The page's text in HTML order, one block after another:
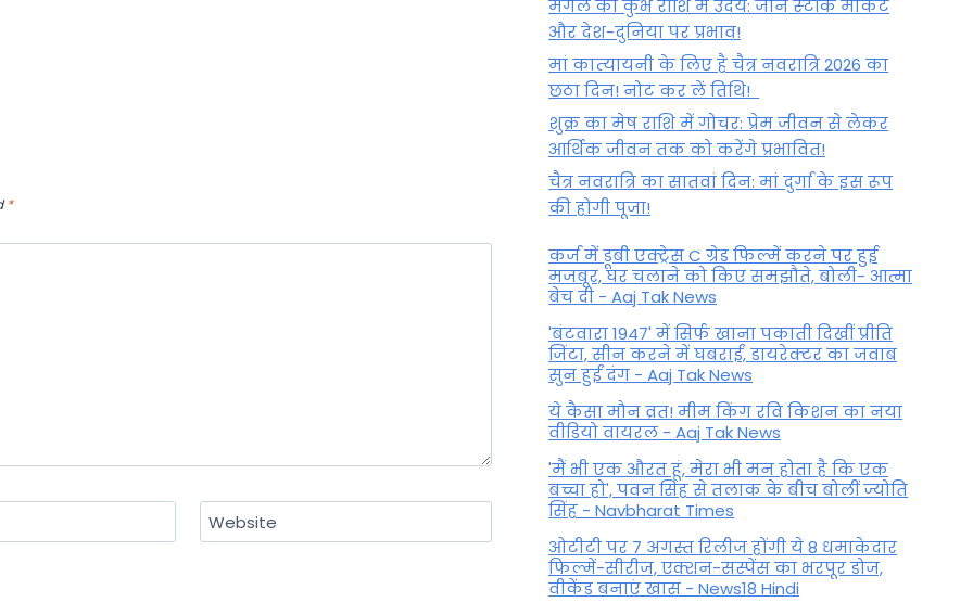
*
Website
मंगल का कुंभ राशि में उदय: जानें स्‍टॉक मार्केट
और देश-दुनिया पर प्रभाव!
मां कात्‍यायनी के लिए है चैत्र नवरात्रि 2026 का
छठा दिन! नोट कर लें तिथि!
शुक्र का मेष राशि में गोचर: प्रेम जीवन से लेकर
आर्थिक जीवन तक को करेंगे प्रभावित!
चैत्र नवरात्रि का सातवां दिन: मां दुर्गा के इस रूप
की होगी पूजा!
कर्ज में डूबी एक्ट्रेस C ग्रेड फिल्में करने पर हुई
मजबूर, घर चलाने को किए समझौते, बोली- आत्मा
बेच दी - Aaj Tak News
'बंटवारा 1947' में सिर्फ खाना पकाती दिखीं प्रीति
जिंटा, सीन करने में घबराईं, डायरेक्टर का जवाब
सुन हुईं दंग - Aaj Tak News
ये कैसा मौन व्रत! मीम किंग रवि किशन का नया
वीडियो वायरल - Aaj Tak News
'मैं भी एक औरत हूं, मेरा भी मन होता है कि एक
बच्चा हो', पवन सिंह से तलाक के बीच बोलीं ज्योति
सिंह - Navbharat Times
ओटीटी पर 7 अगस्त रिलीज होंगी ये 8 धमाकेदार
फिल्में-सीरीज, एक्शन-सस्पेंस का भरपूर डोज,
वीकेंड बनाएं खास - News18 Hindi